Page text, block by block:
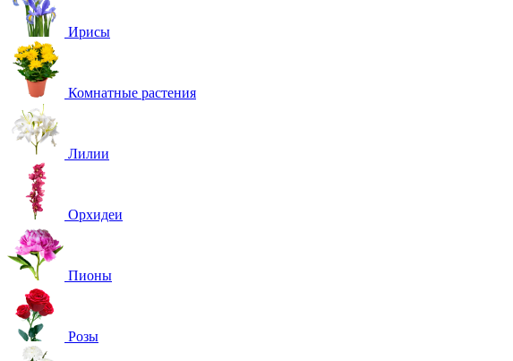
Ирисы
Комнатные растения
Лилии
Орхидеи
Пионы
Розы